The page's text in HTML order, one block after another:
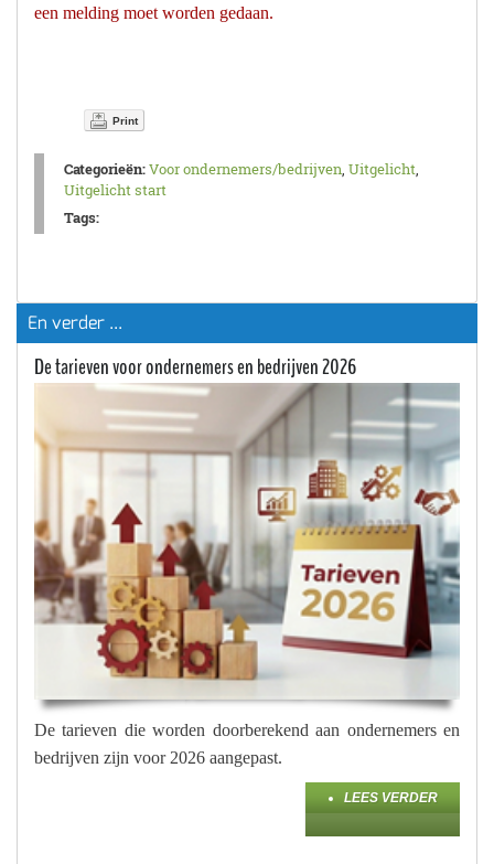
een melding moet worden gedaan.
Print
Categorieën:Voor ondernemers/bedrijven Uitgelicht
Uitgelicht start
Tags:
En verder ...
De tarieven voor ondernemers en bedrijven 2026
De tarieven die worden doorberekend aan ondernemers en
bedrijven zijn voor 2026 aangepast.
LEES VERDER